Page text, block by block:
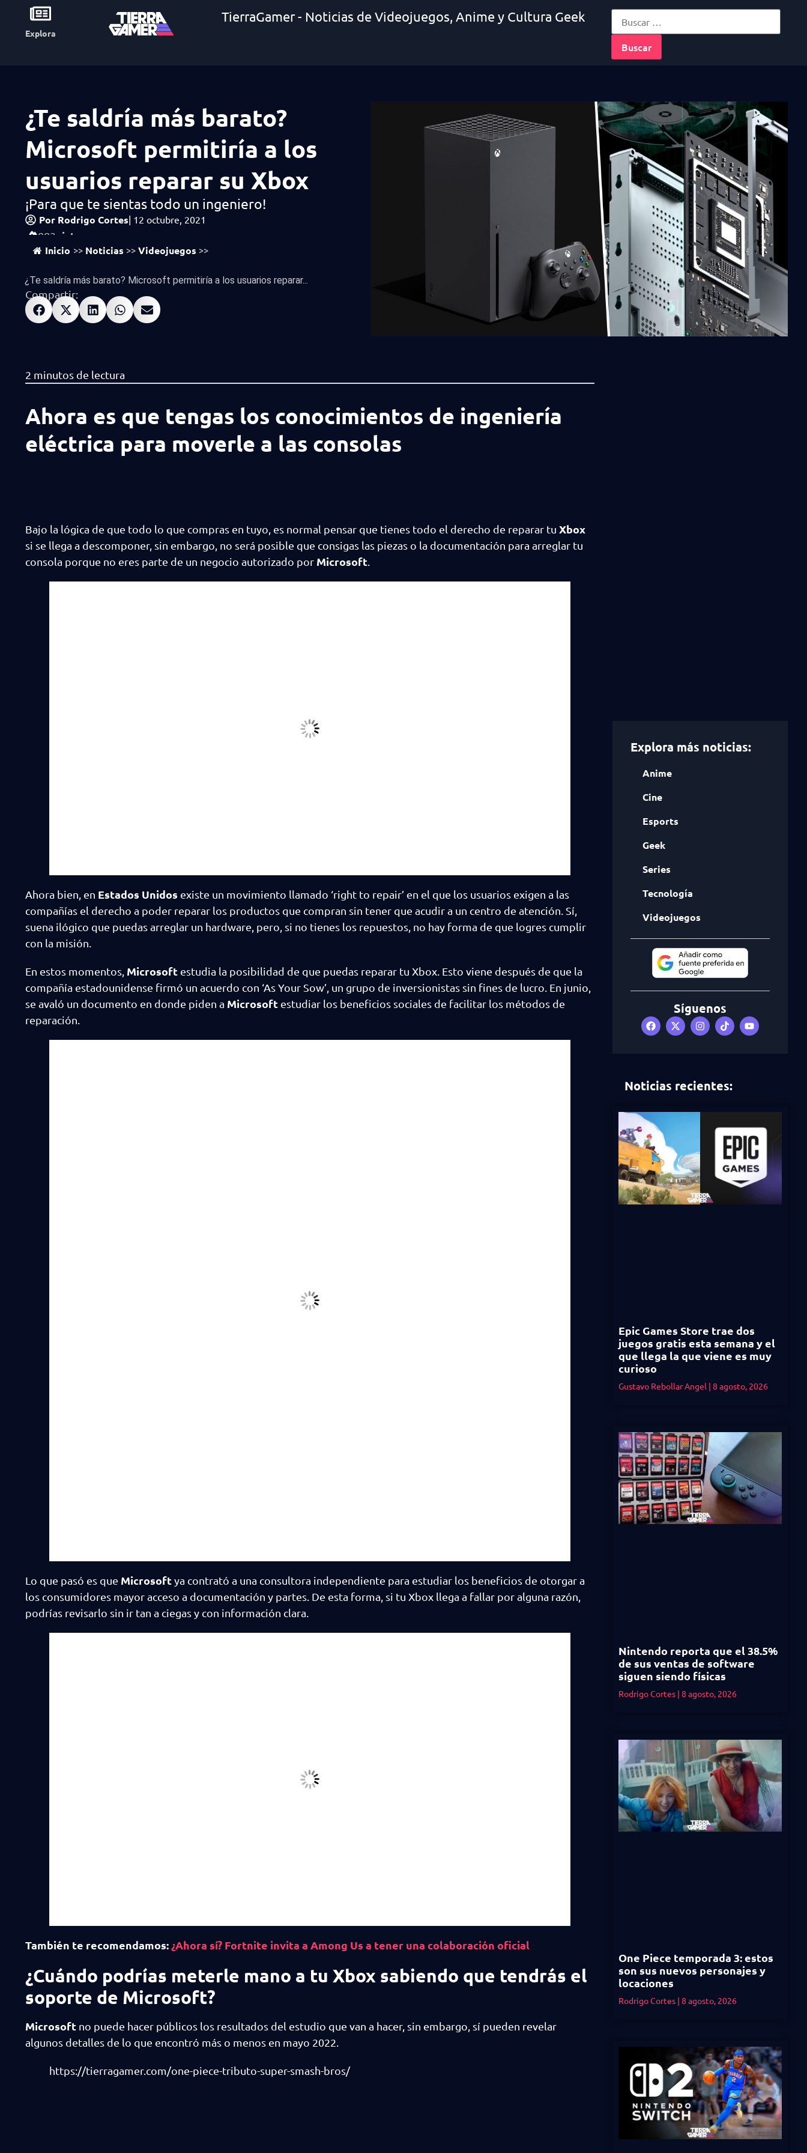
Explora
TierraGamer - Noticias de Videojuegos, Anime y Cultura Geek
¿Te saldría más barato?
Microsoft permitiría a los
usuarios reparar su Xbox
¡Para que te sientas todo un ingeniero!
Por Rodrigo Cortes| 12 octubre, 2021
883 vistas
Inicio >> Noticias >> Videojuegos >>
¿Te saldría más barato? Microsoft permitiría a los usuarios reparar...
Compartir:
Ahora es que tengas los conocimientos de ingeniería
eléctrica para moverle a las consolas
Bajo la lógica de que todo lo que compras en tuyo, es normal pensar que tienes todo el derecho de reparar tu Xbox
si se llega a descomponer, sin embargo, no será posible que consigas las piezas o la documentación para arreglar tu
consola porque no eres parte de un negocio autorizado por Microsoft.
Ahora bien, en Estados Unidos existe un movimiento llamado ‘right to repair’ en el que los usuarios exigen a las
compañías el derecho a poder reparar los productos que compran sin tener que acudir a un centro de atención. Sí,
suena ilógico que puedas arreglar un hardware, pero, si no tienes los repuestos, no hay forma de que logres cumplir
con la misión.
En estos momentos, Microsoft estudia la posibilidad de que puedas reparar tu Xbox. Esto viene después de que la
compañía estadounidense firmó un acuerdo con ‘As Your Sow’, un grupo de inversionistas sin fines de lucro. En junio,
se avaló un documento en donde piden a Microsoft estudiar los beneficios sociales de facilitar los métodos de
reparación.
Lo que pasó es que Microsoft ya contrató a una consultora independiente para estudiar los beneficios de otorgar a
los consumidores mayor acceso a documentación y partes. De esta forma, si tu Xbox llega a fallar por alguna razón,
podrías revisarlo sin ir tan a ciegas y con información clara.
También te recomendamos: ¿Ahora sí? Fortnite invita a Among Us a tener una colaboración oficial
¿Cuándo podrías meterle mano a tu Xbox sabiendo que tendrás el
soporte de Microsoft?
Microsoft no puede hacer públicos los resultados del estudio que van a hacer, sin embargo, sí pueden revelar
algunos detalles de lo que encontró más o menos en mayo 2022.
https://tierragamer.com/one-piece-tributo-super-smash-bros/
Explora más noticias:
Anime
Cine
Esports
Geek
Series
Tecnología
Videojuegos
Síguenos
Noticias recientes:
Epic Games Store trae dos
juegos gratis esta semana y el
que llega la que viene es muy
curioso
Gustavo Rebollar Angel 8 agosto, 2026
Nintendo reporta que el 38.5%
de sus ventas de software
siguen siendo físicas
Rodrigo Cortes 8 agosto, 2026
One Piece temporada 3: estos
son sus nuevos personajes y
locaciones
Rodrigo Cortes 8 agosto, 2026